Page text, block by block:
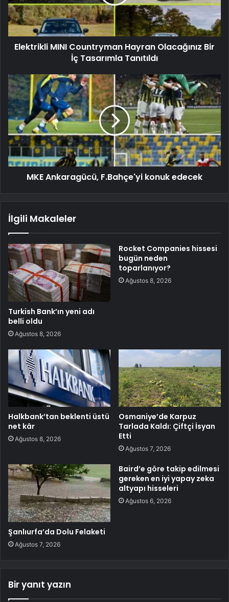
Elektrikli MINI Countryman Hayran Olacağınız Bir
İç Tasarımla Tanıtıldı
MKE Ankaragücü, F.Bahçe'yi konuk edecek
İlgili Makaleler
Turkish Bank’ın yeni adı
belli oldu
Ağustos 8, 2026
Rocket Companies hissesi
bugün neden
toparlanıyor?
Ağustos 8, 2026
Halkbank’tan beklenti üstü
net kâr
Ağustos 8, 2026
Osmaniye’de Karpuz
Tarlada Kaldı: Çiftçi İsyan
Etti
Ağustos 7, 2026
Şanlıurfa’da Dolu Felaketi
Ağustos 7, 2026
Baird’e göre takip edilmesi
gereken en iyi yapay zeka
altyapı hisseleri
Ağustos 6, 2026
Bir yanıt yazın